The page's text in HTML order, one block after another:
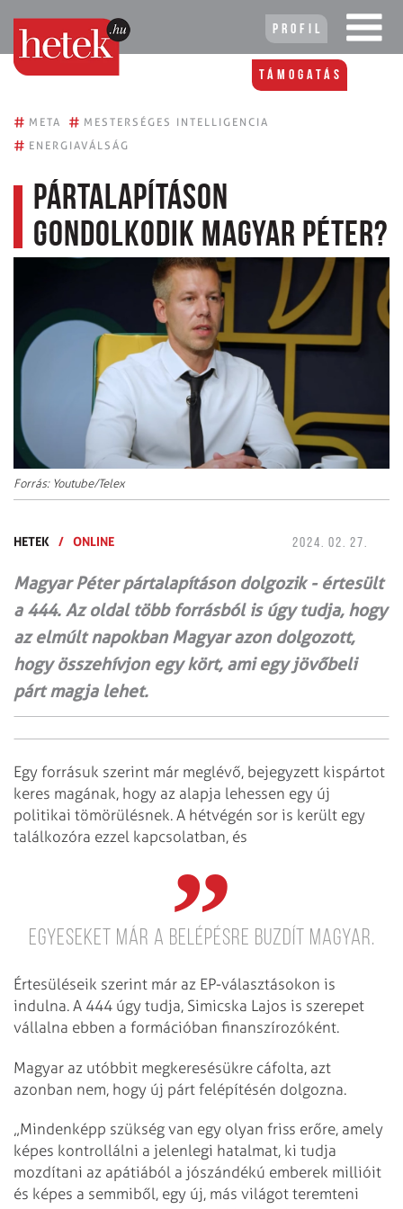
Profil
Támogatás
# META # MESTERSÉGES INTELLIGENCIA
# ENERGIAVÁLSÁG
Pártalapításon
gondolkodik Magyar Péter?
Forrás: Youtube/Telex
HETEK / ONLINE 2024. 02. 27.
Magyar Péter pártalapításon dolgozik - értesült
a 444. Az oldal több forrásból is úgy tudja, hogy
az elmúlt napokban Magyar azon dolgozott,
hogy összehívjon egy kört, ami egy jövőbeli
párt magja lehet.
Egy forrásuk szerint már meglévő, bejegyzett kispártot
keres magának, hogy az alapja lehessen egy új
politikai tömörülésnek. A hétvégén sor is került egy
találkozóra ezzel kapcsolatban, és
egyeseket már a belépésre buzdít Magyar.
Értesüléseik szerint már az EP-választásokon is
indulna. A 444 úgy tudja, Simicska Lajos is szerepet
vállalna ebben a formációban finanszírozóként.
Magyar az utóbbit megkeresésükre cáfolta, azt
azonban nem, hogy új párt felépítésén dolgozna.
„Mindenképp szükség van egy olyan friss erőre, amely
képes kontrollálni a jelenlegi hatalmat, ki tudja
mozdítani az apátiából a jószándékú emberek millióit
és képes a semmiből, egy új, más világot teremteni